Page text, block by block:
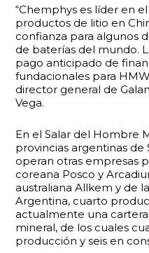
“Chemphys es líder en
productos de litio en
confianza para algunos
de baterías del mundo.
pago anticipado de
fundacionales para
director general de
Vega.
En el Salar del Hombre
provincias argentinas de
operan otras empresas
coreana Posco y
australiana Allkem y de
Argentina, cuarto
actualmente una
mineral, de los cuales
producción y seis en